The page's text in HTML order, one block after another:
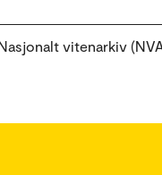
vitenarkiv